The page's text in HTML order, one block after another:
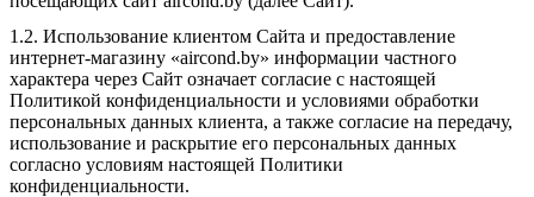
1.2. Использование клиентом Сайта и предоставление
интернет-магазину «aircond.by» информации частного
характера через Сайт означает согласие с настоящей
Политикой конфиденциальности и условиями обработки
персональных данных клиента, а также согласие на передачу,
использование и раскрытие его персональных данных
согласно условиям настоящей Политики
конфиденциальности.